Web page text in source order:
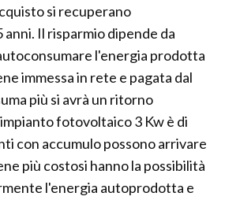
si recuperano
Il risparmio dipende da
l'energia prodotta
immessa in rete e pagata dal
più si avrà un ritorno
fotovoltaico 3 Kw è di
con accumulo possono arrivare
più costosi hanno la possibilità
l'energia autoprodotta e